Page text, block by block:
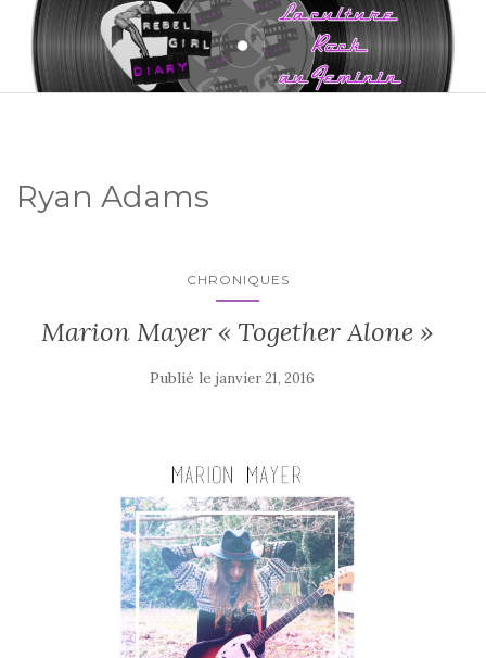
Ryan Adams
CHRONIQUES
Marion Mayer « Together Alone »
Publié le janvier 21, 2016